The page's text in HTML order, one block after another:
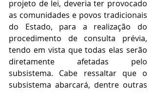
projeto de lei, deveria ter provocado
as comunidades e povos tradicionais
do Estado, para a realização do
procedimento de consulta prévia,
tendo em vista que todas elas serão
diretamente afetadas pelo
subsistema. Cabe ressaltar que o
subsistema abarcará, dentre outras